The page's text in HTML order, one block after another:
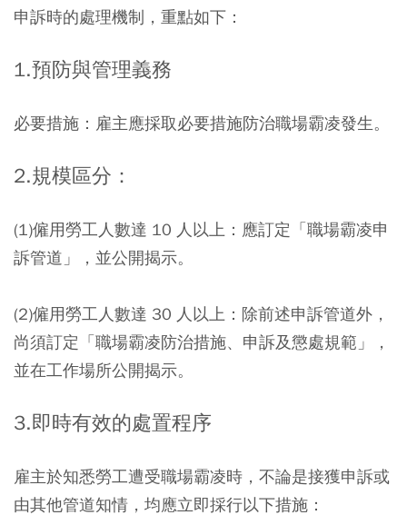
申訴時的處理機制，重點如下：
1.預防與管理義務
必要措施：雇主應採取必要措施防治職場霸凌發生。
2.規模區分：
(1)僱用勞工人數達 10 人以上： 應訂定「職場霸凌申
訴管道」，並公開揭示。
(2)僱用勞工人數達 30 人以上： 除前述申訴管道外，
尚須訂定「職場霸凌防治措施、申訴及懲處規範」，
並在工作場所公開揭示。
3.即時有效的處置程序
雇主於知悉勞工遭受職場霸凌時，不論是接獲申訴或
由其他管道知情，均應立即採行以下措施：